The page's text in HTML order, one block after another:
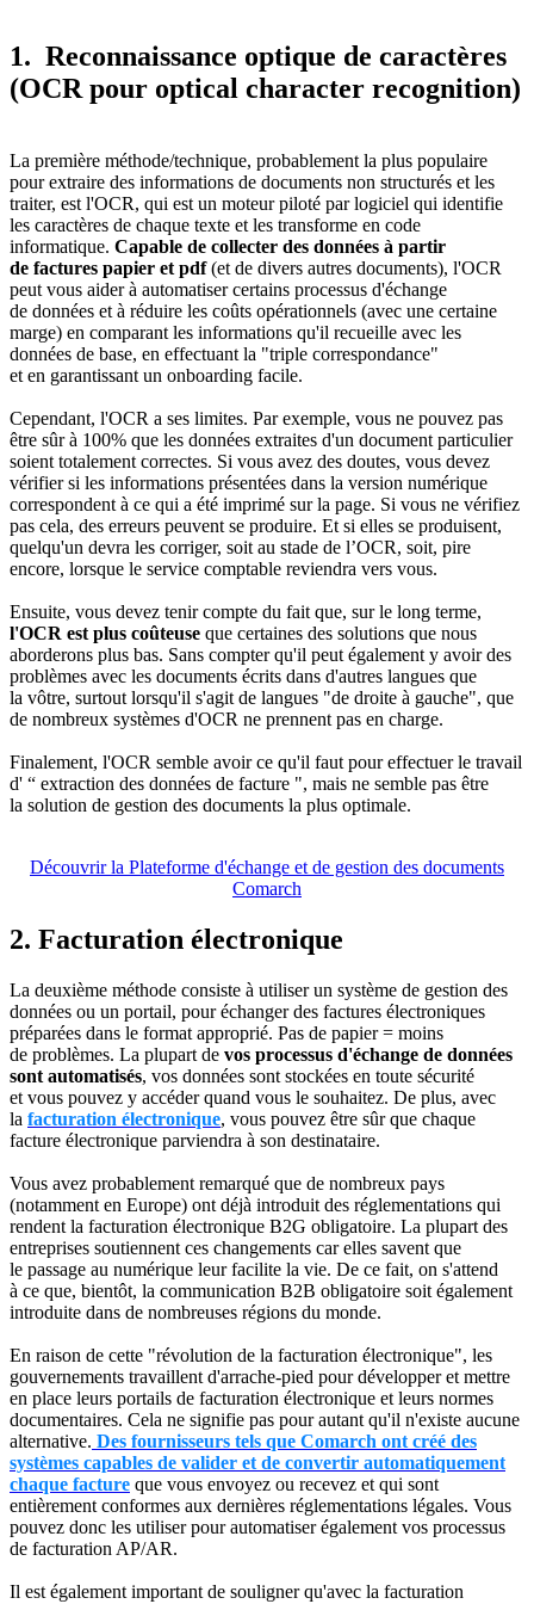
1. Reconnaissance optique de caractères
(OCR pour optical character recognition)
La première méthode/technique, probablement la plus populaire
pour extraire des informations de documents non structurés et les
traiter, est l'OCR, qui est un moteur piloté par logiciel qui identifie
les caractères de chaque texte et les transforme en code
informatique. Capable de collecter des données à partir
de factures papier et pdf(et de divers autres documents), l'OCR
peut vous aider à automatiser certains processus d'échange
de données et à réduire les coûts opérationnels (avec une certaine
marge) en comparant les informations qu'il recueille avec les
données de base, en effectuant la "triple correspondance"
et en garantissant un onboarding facile.
Cependant, l'OCR a ses limites. Par exemple, vous ne pouvez pas
être sûr à 100% que les données extraites d'un document particulier
soient totalement correctes. Si vous avez des doutes, vous devez
vérifier si les informations présentées dans la version numérique
correspondent à ce qui a été imprimé sur la page. Si vous ne vérifiez
pas cela, des erreurs peuvent se produire. Et si elles se produisent,
quelqu'un devra les corriger, soit au stade de l’OCR, soit, pire
encore, lorsque le service comptable reviendra vers vous.
Ensuite, vous devez tenir compte du fait que, sur le long terme,
l'OCR est plus coûteuse que certaines des solutions que nous
aborderons plus bas. Sans compter qu'il peut également y avoir des
problèmes avec les documents écrits dans d'autres langues que
la vôtre, surtout lorsqu'il s'agit de langues "de droite à gauche", que
de nombreux systèmes d'OCR ne prennent pas en charge.
Finalement, l'OCR semble avoir ce qu'il faut pour effectuer le travail
d' “ extraction des données de facture ", mais ne semble pas être
la solution de gestion des documents la plus optimale.
Découvrir la Plateforme d'échange et de gestion des documents
Comarch
2. Facturation électronique
La deuxième méthode consiste à utiliser un système de gestion des
données ou un portail, pour échanger des factures électroniques
préparées dans le format approprié. Pas de papier = moins
de problèmes. La plupart de vos processus d'échange de données
sont automatisés, vos données sont stockées en toute sécurité
et vous pouvez y accéder quand vous le souhaitez. De plus, avec
la facturation électronique, vous pouvez être sûr que chaque
facture électronique parviendra à son destinataire.
Vous avez probablement remarqué que de nombreux pays
(notamment en Europe) ont déjà introduit des réglementations qui
rendent la facturation électronique B2G obligatoire. La plupart des
entreprises soutiennent ces changements car elles savent que
le passage au numérique leur facilite la vie. De ce fait, on s'attend
à ce que, bientôt, la communication B2B obligatoire soit également
introduite dans de nombreuses régions du monde.
En raison de cette "révolution de la facturation électronique", les
gouvernements travaillent d'arrache-pied pour développer et mettre
en place leurs portails de facturation électronique et leurs normes
documentaires. Cela ne signifie pas pour autant qu'il n'existe aucune
alternative. Des fournisseurs tels que Comarch ont créé des
systèmes capables de valider et de convertir automatiquement
chaque facture que vous envoyez ou recevez et qui sont
entièrement conformes aux dernières réglementations légales. Vous
pouvez donc les utiliser pour automatiser également vos processus
de facturation AP/AR.
Il est également important de souligner qu'avec la facturation